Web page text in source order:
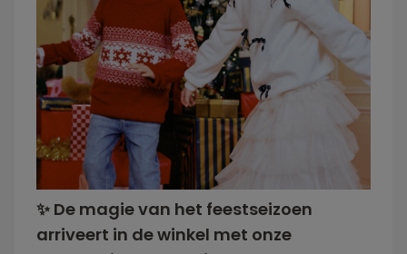
✨ De magie van het feestseizoen
arriveert in de winkel met onze